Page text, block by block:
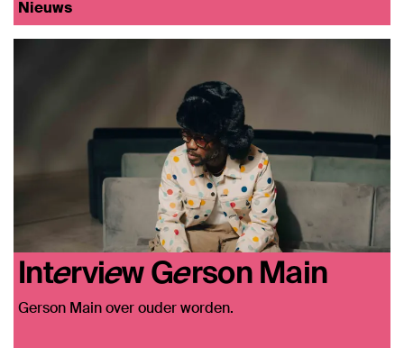
Nieuws
Interview Gerson Main
Gerson Main over ouder worden.